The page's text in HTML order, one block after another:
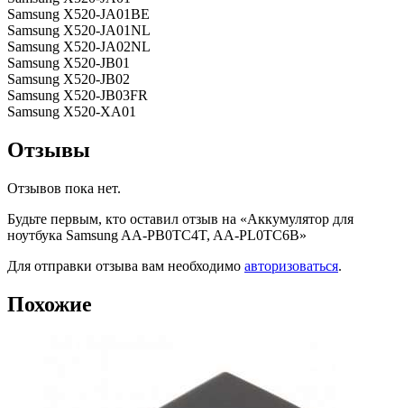
Samsung X520-JA01BE
Samsung X520-JA01NL
Samsung X520-JA02NL
Samsung X520-JB01
Samsung X520-JB02
Samsung X520-JB03FR
Samsung X520-XA01
Отзывы
Отзывов пока нет.
Будьте первым, кто оставил отзыв на «Аккумулятор для
ноутбука Samsung AA-PB0TC4T, AA-PL0TC6B»
Для отправки отзыва вам необходимо авторизоваться.
Похожие